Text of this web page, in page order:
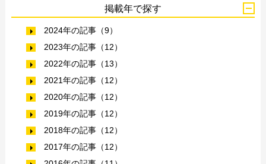
掲載年で探す
2024年の記事（9）
2023年の記事（12）
2022年の記事（13）
2021年の記事（12）
2020年の記事（12）
2019年の記事（12）
2018年の記事（12）
2017年の記事（12）